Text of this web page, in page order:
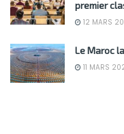
premier
12 MARS
Le Maroc
11 MARS